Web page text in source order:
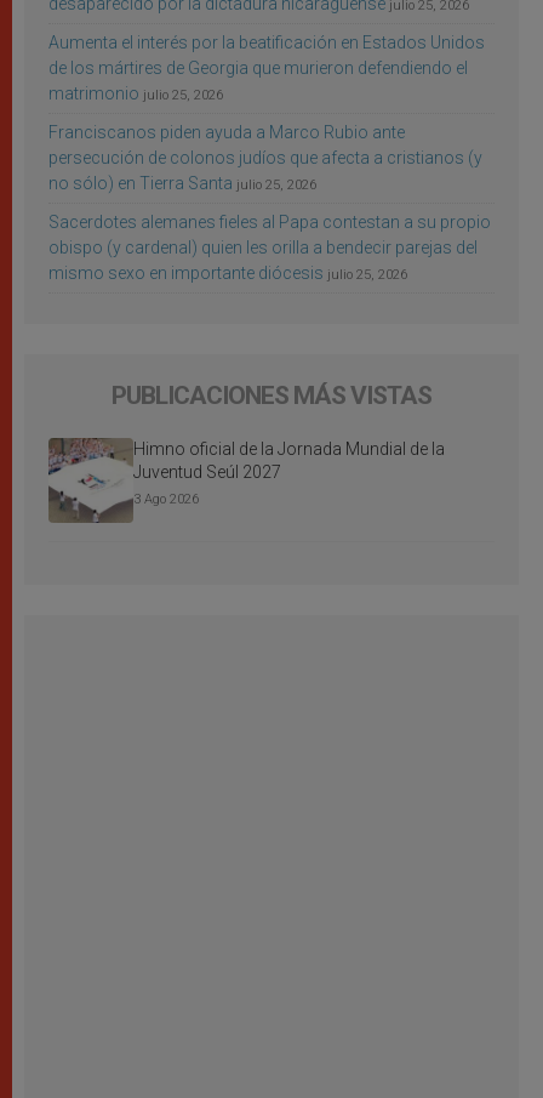
desaparecido por la dictadura nicaragüense julio 25, 2026
Aumenta el interés por la beatificación en Estados Unidos
de los mártires de Georgia que murieron defendiendo el
matrimonio julio 25, 2026
Franciscanos piden ayuda a Marco Rubio ante
persecución de colonos judíos que afecta a cristianos (y
no sólo) en Tierra Santa julio 25, 2026
Sacerdotes alemanes fieles al Papa contestan a su propio
obispo (y cardenal) quien les orilla a bendecir parejas del
mismo sexo en importante diócesis julio 25, 2026
PUBLICACIONES MÁS VISTAS
Himno oficial de la Jornada Mundial de la
Juventud Seúl 2027
3 Ago 2026